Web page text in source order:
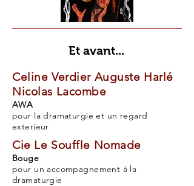
Et avant...
Celine Verdier Auguste Harlé
Nicolas Lacombe
AWA
pour la dramaturgie et un regard
exterieur
Cie Le Souffle Nomade
Bouge
pour un accompagnement à la
dramaturgie